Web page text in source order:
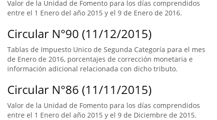
Valor de la Unidad de Fomento para los días comprendidos
entre el 1 Enero del año 2015 y el 9 de Enero de 2016.
Circular N°90 (11/12/2015)
Tablas de Impuesto Unico de Segunda Categoría para el mes
de Enero de 2016, porcentajes de corrección monetaria e
información adicional relacionada con dicho tributo.
Circular N°86 (11/11/2015)
Valor de la Unidad de Fomento para los días comprendidos
entre el 1 Enero del año 2015 y el 9 de Diciembre de 2015.